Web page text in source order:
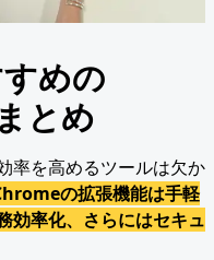
めの
とめ
率を高めるツールは欠か
の拡張機能は手軽
効率化、さらにはセキュ